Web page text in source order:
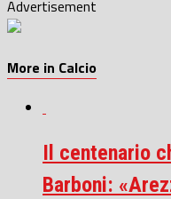
Advertisement
More in Calcio
Il centenario
Barboni: